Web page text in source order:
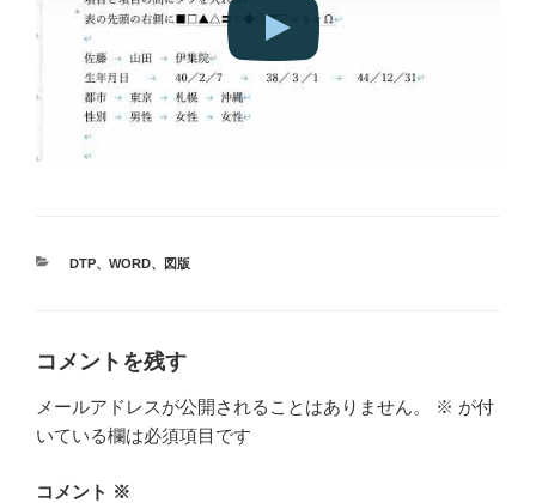
カ
DTP、 WORD、 図版
コメントを残す
メールアドレスが公開されることはありません。 ※ が付
いている欄は必須項目です
コメント ※